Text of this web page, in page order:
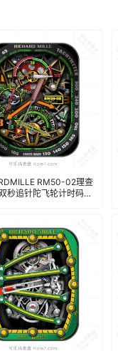
RM50-02理查
秒追针陀飞轮计时码限